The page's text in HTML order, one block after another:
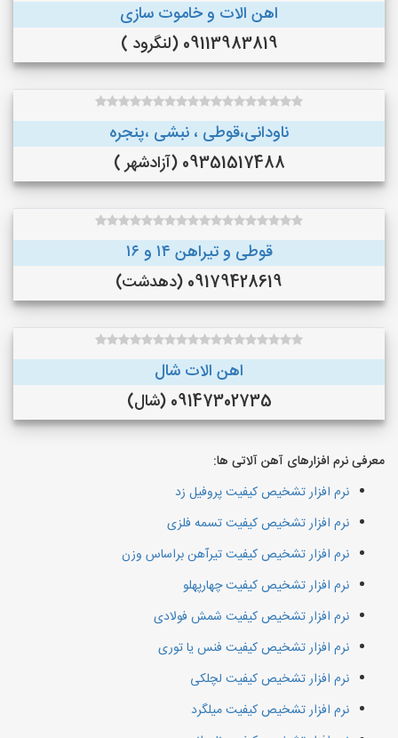
اهن الات و خاموت سازی
09113983819 (لنگرود )
ناودانی،قوطی ، نبشی ،پنجره
09351517488 (آزادشهر )
قوطی و تیراهن ۱۴ و ۱۶
09179428619 (دهدشت)
اهن الات شال
09147302735 (شال)
معرفی نرم افزارهای آهن آلاتی ها:
نرم افزار تشخیص کیفیت پروفیل زد
نرم افزار تشخیص کیفیت تسمه فلزی
نرم افزار تشخیص کیفیت تیرآهن براساس وزن
نرم افزار تشخیص کیفیت چهارپهلو
نرم افزار تشخیص کیفیت شمش فولادی
نرم افزار تشخیص کیفیت فنس یا توری
نرم افزار تشخیص کیفیت لچلکی
نرم افزار تشخیص کیفیت میلگرد